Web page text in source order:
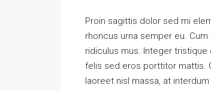
Proin sagittis dolor sed mi
rhoncus urna semper eu.
ridiculus mus. Integer
felis sed eros porttitor mattis.
laoreet nisl massa, at